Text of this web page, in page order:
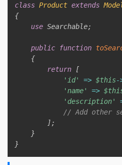
class Product extends
{
use Searchable;
public function
{
return
[
'id'
=> $this-
'name'
=>
'description'
// Add other
];
}
}